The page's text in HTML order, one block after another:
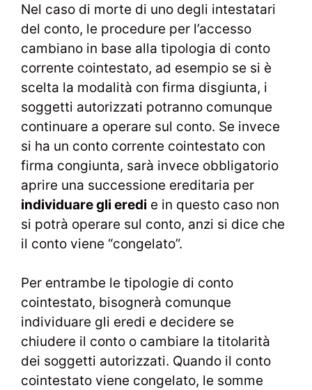
Nel caso di morte di uno degli intestatari
del conto, le procedure per l’accesso
cambiano in base alla tipologia di conto
corrente cointestato, ad esempio se si è
scelta la modalità con firma disgiunta, i
soggetti autorizzati potranno comunque
continuare a operare sul conto. Se invece
si ha un conto corrente cointestato con
firma congiunta, sarà invece obbligatorio
aprire una successione ereditaria per
individuare gli eredi e in questo caso non
si potrà operare sul conto, anzi si dice che
il conto viene “congelato”.
Per entrambe le tipologie di conto
cointestato, bisognerà comunque
individuare gli eredi e decidere se
chiudere il conto o cambiare la titolarità
dei soggetti autorizzati. Quando il conto
cointestato viene congelato, le somme